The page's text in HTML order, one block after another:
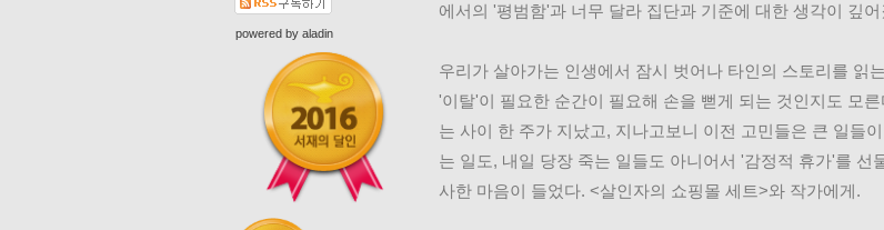
powered by aladin
에서의 '평범함'과 너무 달라 집단과 기준에 대한 생각이 깊어
우리가 살아가는 인생에서 잠시 벗어나 타인의 스토리를 읽
'이탈'이 필요한 순간이 필요해 손을 뻗게 되는 것인지도 모
는 사이 한 주가 지났고, 지나고보니 이전 고민들은 큰 일들
는 일도, 내일 당장 죽는 일들도 아니어서 '감정적 휴가'를 선
사한 마음이 들었다. <살인자의 쇼핑몰 세트>와 작가에게.